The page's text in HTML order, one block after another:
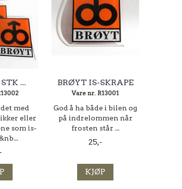
...
med
eller
som is-
BRØYT IS-SKRAPE
Vare nr. R13001
God å ha både i bilen og
på indrelommen når
frosten står ...
25,-
KJØP